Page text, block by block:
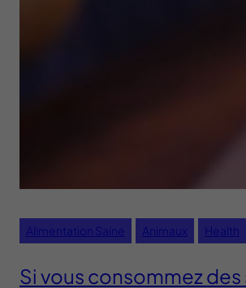
Alimentation Saine Animaux Health
Si vous consommez